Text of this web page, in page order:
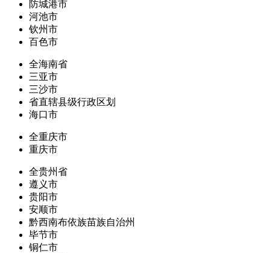
防城港市
河池市
钦州市
百色市
全海南省
三亚市
三沙市
省直辖县级行政区划
海口市
全重庆市
重庆市
全贵州省
遵义市
贵阳市
安顺市
黔西南布依族苗族自治州
毕节市
铜仁市